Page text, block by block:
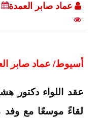
عماد صابر العمدة
أسيوط/ عماد صابر
عقد اللواء دكتور
لقاءً موسعًا مع وفد